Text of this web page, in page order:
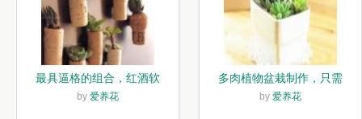
最具逼格的组合，红酒软
木塞diy多肉植物盆栽
by 爱养花
多肉植物盆栽制作，只需
简单6步
by 爱养花